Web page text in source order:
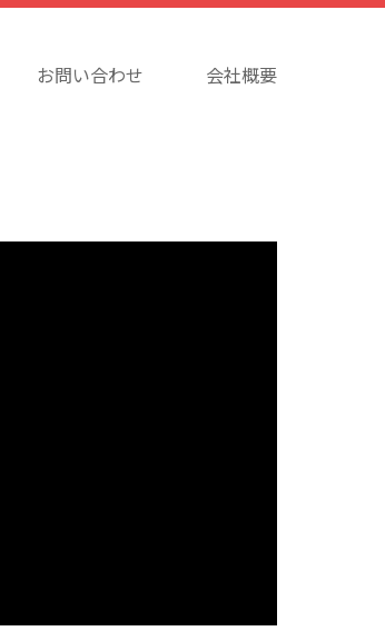
お問い合わせ 会社概要